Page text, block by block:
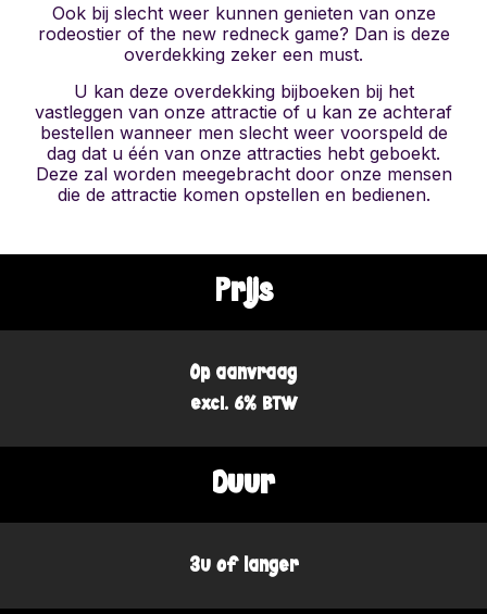
Ook bij slecht weer kunnen genieten van onze
rodeostier of the new redneck game? Dan is deze
overdekking zeker een must.
U kan deze overdekking bijboeken bij het
vastleggen van onze attractie of u kan ze achteraf
bestellen wanneer men slecht weer voorspeld de
dag dat u één van onze attracties hebt geboekt.
Deze zal worden meegebracht door onze mensen
die de attractie komen opstellen en bedienen.
Prijs
Op aanvraag
excl. 6% BTW
Duur
3u of langer